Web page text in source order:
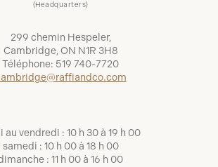
(Headquarters)
299 chemin Hespeler,
Cambridge, ON N1R 3H8
Téléphone: 519 740-7720
au vendredi : 10 h 30 à 19 h 00
samedi : 10 h 00 à 18 h 00
: 11 h 00 à 16 h 00